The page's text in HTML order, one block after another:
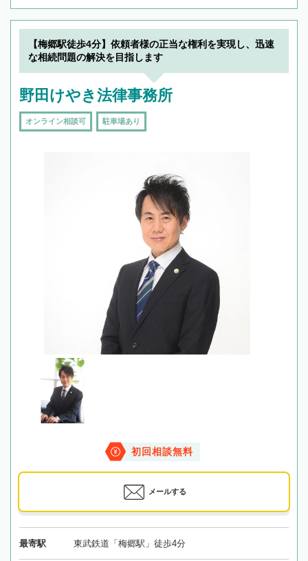
【梅郷駅徒歩4分】依頼者様の正当な権利を実現し、迅速
な相続問題の解決を目指します
野田けやき法律事務所
オンライン相談可 駐車場あり
初回相談無料
メールする
最寄駅 東武鉄道「梅郷駅」徒歩4分